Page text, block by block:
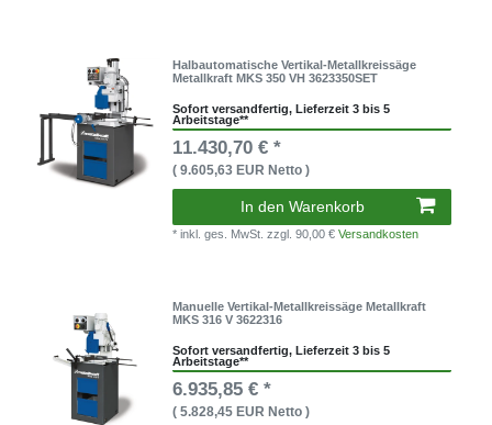
Halbautomatische Vertikal-Metallkreissäge
Metallkraft MKS 350 VH 3623350SET
Sofort versandfertig, Lieferzeit 3 bis 5
Arbeitstage**
11.430,70 € *
( 9.605,63 EUR Netto )
In den Warenkorb
* inkl. ges. MwSt.zzgl. 90,00 €Versandkosten
Manuelle Vertikal-Metallkreissäge Metallkraft
MKS 316 V 3622316
Sofort versandfertig, Lieferzeit 3 bis 5
Arbeitstage**
6.935,85 € *
( 5.828,45 EUR Netto )